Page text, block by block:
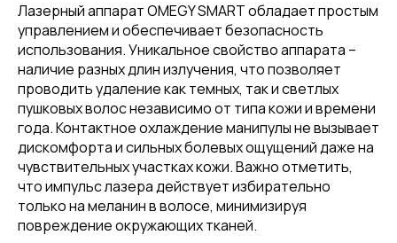
Лазерный аппарат OMEGY SMART обладает простым
управлением и обеспечивает безопасность
использования. Уникальное свойство аппарата –
наличие разных длин излучения, что позволяет
проводить удаление как темных, так и светлых
пушковых волос независимо от типа кожи и времени
года. Контактное охлаждение манипулы не вызывает
дискомфорта и сильных болевых ощущений даже на
чувствительных участках кожи. Важно отметить,
что импульс лазера действует избирательно
только на меланин в волосе, минимизируя
повреждение окружающих тканей.